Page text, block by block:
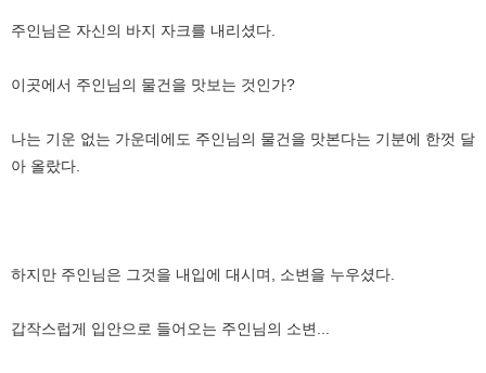
주인님은 자신의 바지 자크를 내리셨다.
이곳에서 주인님의 물건을 맛보는 것인가?
나는 기운 없는 가운데에도 주인님의 물건을 맛본다는 기분에 한껏 달
아 올랐다.
하지만 주인님은 그것을 내입에 대시며, 소변을 누우셨다.
갑작스럽게 입안으로 들어오는 주인님의 소변...